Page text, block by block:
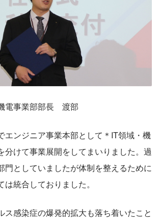
電事業部部長　渡部
エンジニア事業本部として＊IT領域・機
分けて事業展開をしてまいりました。過
門としていましたが体制を整えるために
は統合しておりました。
ス感染症の爆発的拡大も落ち着いたこと